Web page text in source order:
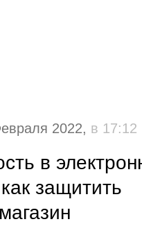
2022, в 17:12
в
защитить